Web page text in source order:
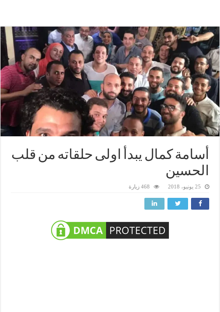
أسامة كمال يبدأ اولى حلقاته من قلب
الحسين
25 يونيو، 2018 468 زيارة